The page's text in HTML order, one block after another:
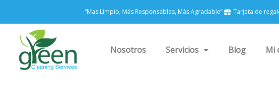
contenido
“Mas Limpio, Más Responsables, Más Agradable” Tarjeta de
Nosotros Servicios Blog Mi